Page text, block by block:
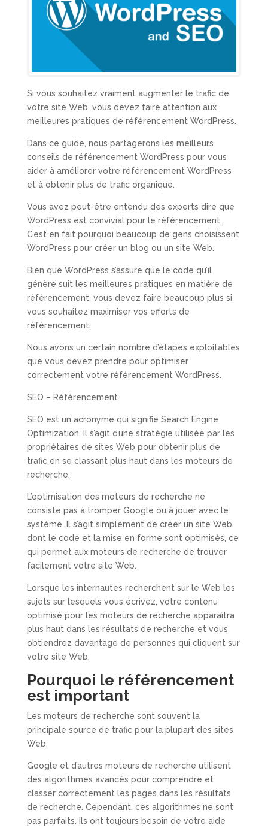
Si vous souhaitez vraiment augmenter le trafic de
votre site Web, vous devez faire attention aux
meilleures pratiques de référencement WordPress.
Dans ce guide, nous partagerons les meilleurs
conseils de référencement WordPress pour vous
aider à améliorer votre référencement WordPress
et à obtenir plus de trafic organique.
Vous avez peut-être entendu des experts dire que
WordPress est convivial pour le référencement.
C’est en fait pourquoi beaucoup de gens choisissent
WordPress pour créer un blog ou un site Web.
Bien que WordPress s’assure que le code qu’il
génère suit les meilleures pratiques en matière de
référencement, vous devez faire beaucoup plus si
vous souhaitez maximiser vos efforts de
référencement.
Nous avons un certain nombre d’étapes exploitables
que vous devez prendre pour optimiser
correctement votre référencement WordPress.
SEO – Référencement
SEO est un acronyme qui signifie Search Engine
Optimization. Il s’agit d’une stratégie utilisée par les
propriétaires de sites Web pour obtenir plus de
trafic en se classant plus haut dans les moteurs de
recherche.
L’optimisation des moteurs de recherche ne
consiste pas à tromper Google ou à jouer avec le
système. Il s’agit simplement de créer un site Web
dont le code et la mise en forme sont optimisés, ce
qui permet aux moteurs de recherche de trouver
facilement votre site Web.
Lorsque les internautes recherchent sur le Web les
sujets sur lesquels vous écrivez, votre contenu
optimisé pour les moteurs de recherche apparaîtra
plus haut dans les résultats de recherche et vous
obtiendrez davantage de personnes qui cliquent sur
votre site Web.
Pourquoi le référencement
est important
Les moteurs de recherche sont souvent la
principale source de trafic pour la plupart des sites
Web.
Google et d’autres moteurs de recherche utilisent
des algorithmes avancés pour comprendre et
classer correctement les pages dans les résultats
de recherche. Cependant, ces algorithmes ne sont
pas parfaits. Ils ont toujours besoin de votre aide